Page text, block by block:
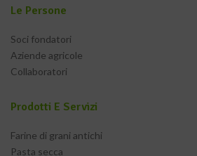
Le Persone
Soci fondatori
Aziende agricole
Collaboratori
Prodotti E Servizi
Farine di grani antichi
Pasta secca